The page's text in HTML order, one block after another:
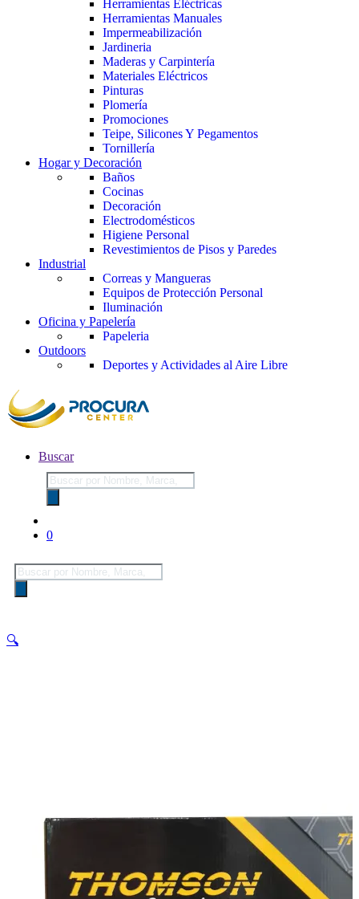
Herramientas Eléctricas
Herramientas Manuales
Impermeabilización
Jardineria
Maderas y Carpintería
Materiales Eléctricos
Pinturas
Plomería
Promociones
Teipe, Silicones Y Pegamentos
Tornillería
Hogar y Decoración
Baños
Cocinas
Decoración
Electrodomésticos
Higiene Personal
Revestimientos de Pisos y Paredes
Industrial
Correas y Mangueras
Equipos de Protección Personal
Iluminación
Oficina y Papelería
Papeleria
Outdoors
Deportes y Actividades al Aire Libre
Buscar
Búsqueda
de
productos
0
Búsqueda
de
productos
🔍